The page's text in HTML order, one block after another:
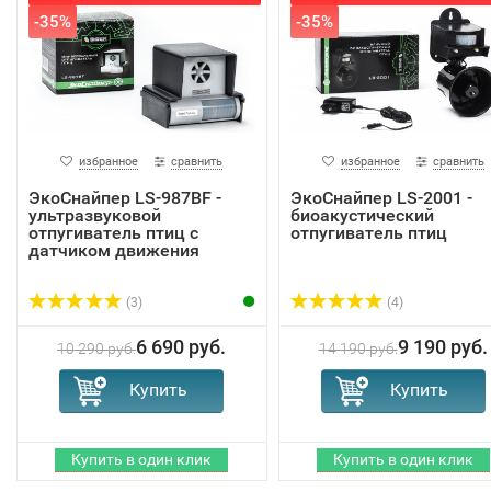
-35%
избранное сравнить
ЭкоСнайпер LS-987BF -
ультразвуковой
отпугиватель птиц с
датчиком движения
(3)
10 290 руб.6 690 руб.
-35%
избранное сравнить
ЭкоСнайпер LS-2001 -
биоакустический
отпугиватель птиц
(4)
14 190 руб.9 190 руб.